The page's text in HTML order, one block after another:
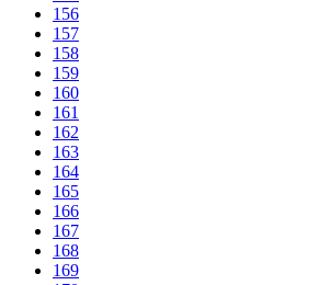
156
157
158
159
160
161
162
163
164
165
166
167
168
169